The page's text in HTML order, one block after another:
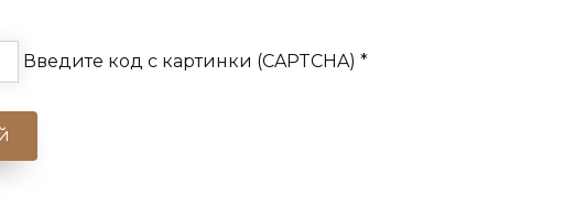
Введите код с картинки (CAPTCHA) *